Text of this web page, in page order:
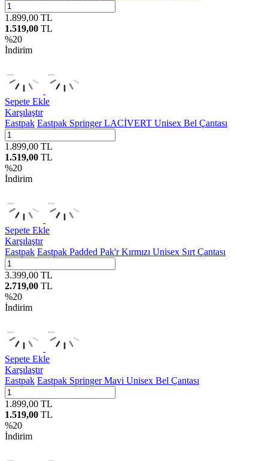
1.899,00 TL
1.519,00 TL
%20
İndirim
Sepete Ekle
Karşılaştır
Eastpak Eastpak Springer LACİVERT Unisex Bel Çantası
1.899,00 TL
1.519,00 TL
%20
İndirim
Sepete Ekle
Karşılaştır
Eastpak Eastpak Padded Pak'r Kırmızı Unisex Sırt Çantası
3.399,00 TL
2.719,00 TL
%20
İndirim
Sepete Ekle
Karşılaştır
Eastpak Eastpak Springer Mavi Unisex Bel Çantası
1.899,00 TL
1.519,00 TL
%20
İndirim